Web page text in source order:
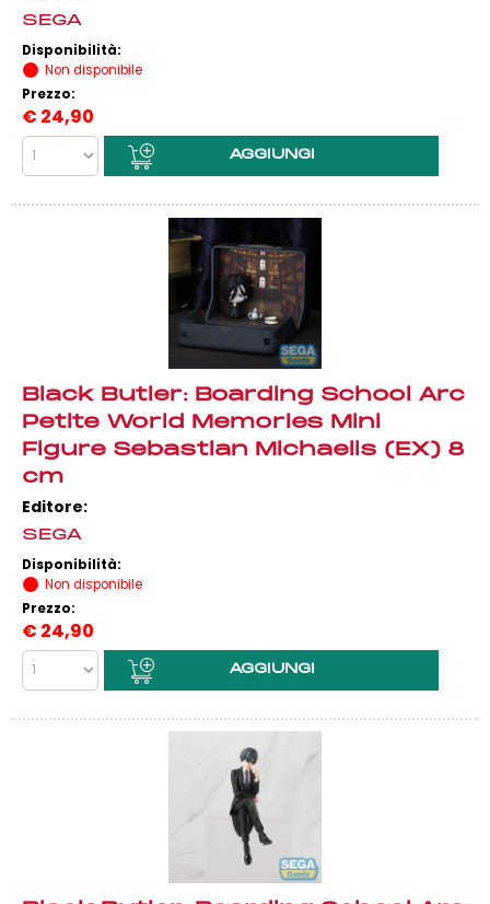
SEGA
Disponibilità:
Non disponibile
Prezzo:
€ 24,90
Black Butler: Boarding School Arc
Petite World Memories Mini
Figure Sebastian Michaelis (EX) 8
cm
Editore:
SEGA
Disponibilità:
Non disponibile
Prezzo:
€ 24,90